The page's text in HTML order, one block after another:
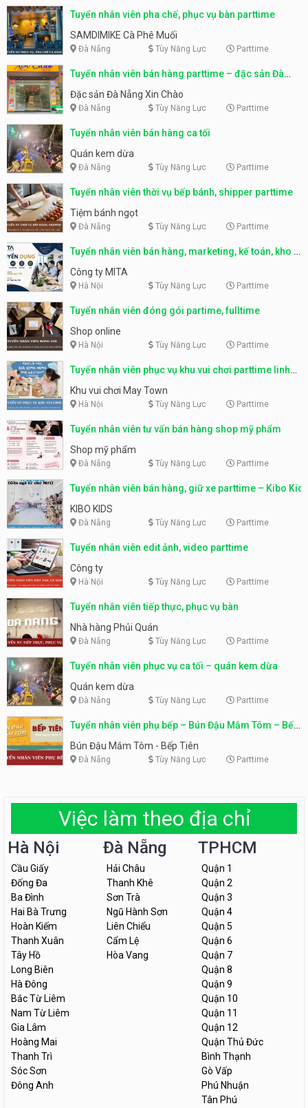
Tuyển nhân viên pha chế, phục vụ bàn parttime
SAMDIMIKE Cà Phê Muối
Đà Nẵng Tùy Năng Lực Parttime
Tuyển nhân viên bán hàng parttime – đặc sản Đà
Nẵng
Đặc sản Đà Nẵng Xin Chào
Đà Nẵng Tùy Năng Lực Parttime
Tuyển nhân viên bán hàng ca tối
Quán kem dừa
Đà Nẵng Tùy Năng Lực Parttime
Tuyển nhân viên thời vụ bếp bánh, shipper parttime
Tiệm bánh ngọt
Đà Nẵng Tùy Năng Lực Parttime
Tuyển nhân viên bán hàng, marketing, kế toán, kho –
parttime, fulltime
Công ty MITA
Hà Nội Tùy Năng Lực Parttime
Tuyển nhân viên đóng gói partime, fulltime
Shop online
Hà Nội Tùy Năng Lực Parttime
Tuyển nhân viên phục vụ khu vui chơi parttime linh
động
Khu vui chơi May Town
Hà Nội Tùy Năng Lực Parttime
Tuyển nhân viên tư vấn bán hàng shop mỹ phẩm
Shop mỹ phẩm
Đà Nẵng Tùy Năng Lực Parttime
Tuyển nhân viên bán hàng, giữ xe parttime – Kibo Kid
KIBO KIDS
Đà Nẵng Tùy Năng Lực Parttime
Tuyển nhân viên edit ảnh, video parttime
Công ty
Hà Nội Tùy Năng Lực Parttime
Tuyển nhân viên tiếp thực, phục vụ bàn
Nhà hàng Phủi Quán
Đà Nẵng Tùy Năng Lực Parttime
Tuyển nhân viên phục vụ ca tối – quán kem dừa
Quán kem dừa
Đà Nẵng Tùy Năng Lực Parttime
Tuyển nhân viên phụ bếp – Bún Đậu Mắm Tôm – Bếp
Tiên
Bún Đậu Mắm Tôm - Bếp Tiên
Đà Nẵng Tùy Năng Lực Parttime
Việc làm theo địa chỉ
Hà Nội
Cầu Giấy
Đống Đa
Ba Đình
Hai Bà Trưng
Hoàn Kiếm
Thanh Xuân
Tây Hồ
Long Biên
Hà Đông
Bắc Từ Liêm
Nam Từ Liêm
Gia Lâm
Hoàng Mai
Thanh Trì
Sóc Sơn
Đông Anh
Đà Nẵng
Hải Châu
Thanh Khê
Sơn Trà
Ngũ Hành Sơn
Liên Chiểu
Cẩm Lệ
Hòa Vang
TPHCM
Quận 1
Quận 2
Quận 3
Quận 4
Quận 5
Quận 6
Quận 7
Quận 8
Quận 9
Quận 10
Quận 11
Quận 12
Quận Thủ Đức
Bình Thạnh
Gò Vấp
Phú Nhuận
Tân Phú